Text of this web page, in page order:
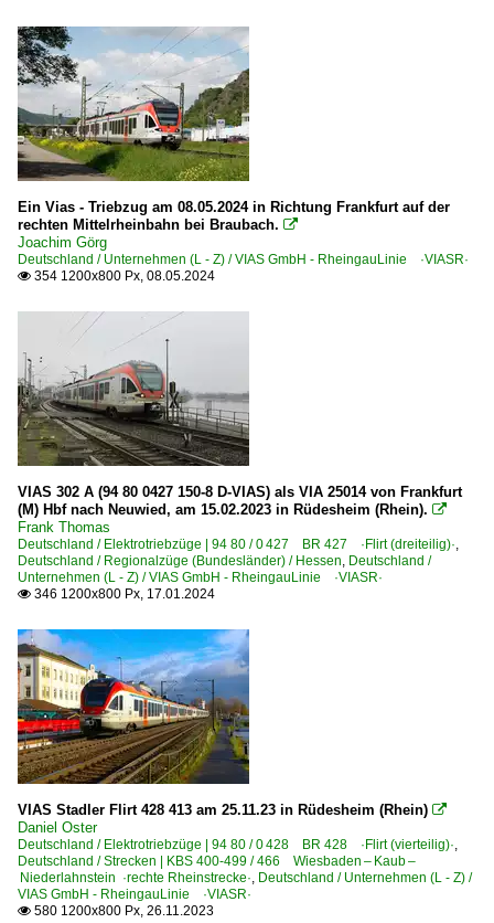
Ein Vias - Triebzug am 08.05.2024 in Richtung Frankfurt auf der
rechten Mittelrheinbahn bei Braubach. 
Joachim Görg
Deutschland / Unternehmen (L - Z) / VIAS GmbH - RheingauLinie ·VIASR·
 354 1200x800 Px, 08.05.2024
VIAS 302 A (94 80 0427 150-8 D-VIAS) als VIA 25014 von Frankfurt
(M) Hbf nach Neuwied, am 15.02.2023 in Rüdesheim (Rhein). 
Frank Thomas
Deutschland / Elektrotriebzüge | 94 80 / 0 427 BR 427 ·Flirt (dreiteilig)·,
Deutschland / Regionalzüge (Bundesländer) / Hessen, Deutschland /
Unternehmen (L - Z) / VIAS GmbH - RheingauLinie ·VIASR·
 346 1200x800 Px, 17.01.2024
VIAS Stadler Flirt 428 413 am 25.11.23 in Rüdesheim (Rhein) 
Daniel Oster
Deutschland / Elektrotriebzüge | 94 80 / 0 428 BR 428 ·Flirt (vierteilig)·,
Deutschland / Strecken | KBS 400-499 / 466 Wiesbaden – Kaub –
Niederlahnstein ·rechte Rheinstrecke·, Deutschland / Unternehmen (L - Z) /
VIAS GmbH - RheingauLinie ·VIASR·
 580 1200x800 Px, 26.11.2023